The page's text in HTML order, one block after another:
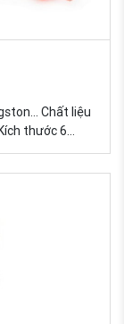
Chất liệu
thước 6
màu sắc